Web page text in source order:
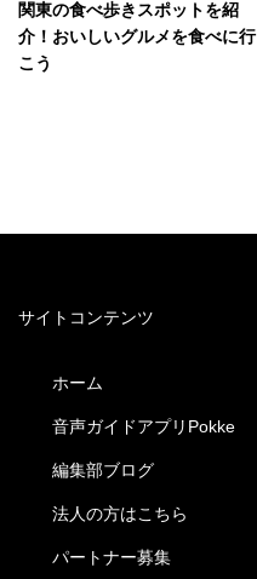
関東の食べ歩きスポットを紹
介！おいしいグルメを食べに行
こう
サイトコンテンツ
ホーム
音声ガイドアプリPokke
編集部ブログ
法人の方はこちら
パートナー募集